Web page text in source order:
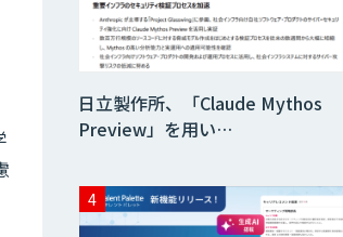
ェント
き」コンサルティ
ングサービス
ロボット向け教師
データ収集・作成
日立製作所、「Claude Mythos
Preview」を用い…